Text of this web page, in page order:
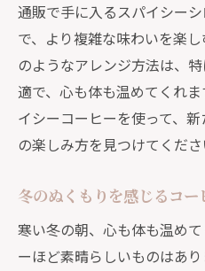
通販で手に入るスパイシー
で、より複雑な味わいを楽
のようなアレンジ方法は、
適で、心も体も温めてくれ
イシーコーヒーを使って、
の楽しみ方を見つけてくださ
冬のぬくもりを感じるコー
寒い冬の朝、心も体も温め
ーほど素晴らしいものはあ